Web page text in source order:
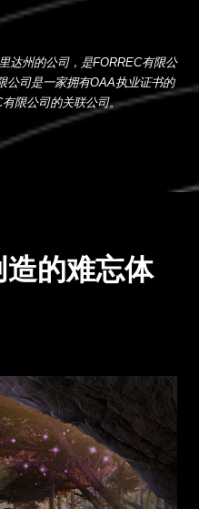
达州的公司，是FORREC有限公
公司是一家拥有OAA执业证书的
有限公司的关联公司。
造的难忘体